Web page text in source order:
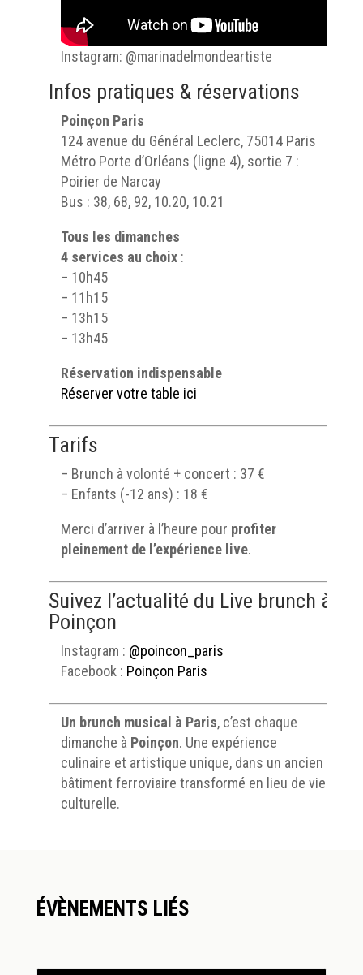
Instagram: @marinadelmondeartiste
Infos pratiques & réservations
Poinçon Paris
124 avenue du Général Leclerc, 75014 Paris
Métro Porte d’Orléans (ligne 4), sortie 7 :
Poirier de Narcay
Bus : 38, 68, 92, 10.20, 10.21
Tous les dimanches
4 services au choix:
– 10h45
– 11h15
– 13h15
– 13h45
Réservation indispensable
Réserver votre table ici
Tarifs
– Brunch à volonté + concert : 37 €
– Enfants (-12 ans) : 18 €
Merci d’arriver à l’heure pour profiter
pleinement de l’expérience live.
Suivez l’actualité du Live brunch à
Poinçon
Instagram : @poincon_paris
Facebook : Poinçon Paris
Un brunch musical à Paris, c’est chaque
dimanche à Poinçon. Une expérience
culinaire et artistique unique, dans un ancien
bâtiment ferroviaire transformé en lieu de vie
culturelle.
ÉVÈNEMENTS LIÉS